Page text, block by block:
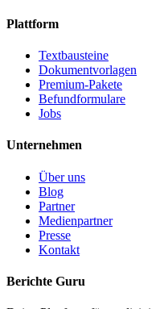
Plattform
Textbausteine
Dokumentvorlagen
Premium-Pakete
Befundformulare
Jobs
Unternehmen
Über uns
Blog
Partner
Medienpartner
Presse
Kontakt
Berichte Guru